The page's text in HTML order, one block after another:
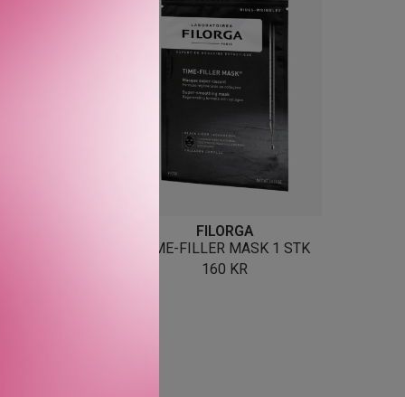
FILORGA
TIME-FILLER MASK 1 STK
160 KR